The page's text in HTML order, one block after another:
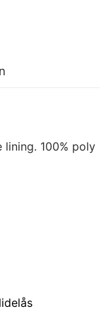
lining. 100% poly